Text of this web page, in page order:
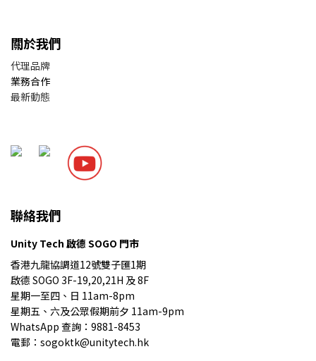
關於我們
代理品牌
業務合作
最新動態
聯絡我們
Unity Tech 啟德 SOGO 門市
香港九龍協調道12號雙子匯1期
啟德 SOGO 3F-19,20,21H 及 8F
星期一至四、日 11am-8pm
星期五、六及公眾假期前夕 11am-9pm
WhatsApp 查詢：9881-8453
電郵：sogoktk@unitytech.hk